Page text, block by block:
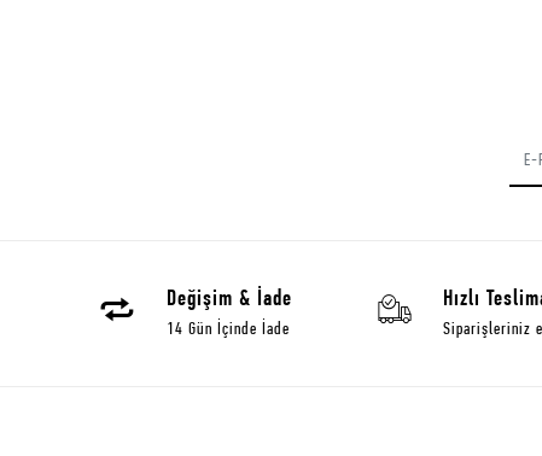
Değişim & İade
14 Gün İçinde İade
Hızlı
Siparişleriniz